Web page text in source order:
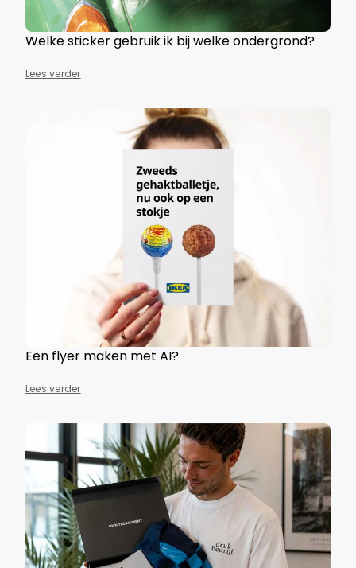
Welke sticker gebruik ik bij welke ondergrond?
Lees verder
Een flyer maken met AI?
Lees verder